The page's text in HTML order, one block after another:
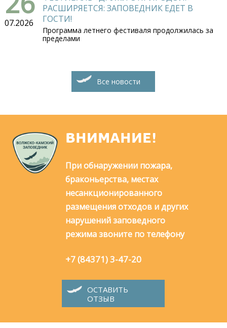
07.2026
РАСШИРЯЕТСЯ: ЗАПОВЕДНИК ЕДЕТ В
ГОСТИ!
Программа летнего фестиваля продолжилась за
пределами
Все новости
ВНИМАНИЕ!
При обнаружении пожара,
браконьерства, местах
несанкционированного
размещения отходов и других
нарушений заповедного
режима звоните по телефону
+7 (84371) 3-47-20
ОСТАВИТЬ
ОТЗЫВ